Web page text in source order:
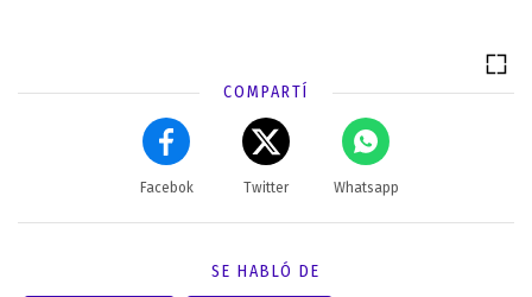
COMPARTÍ
Facebok Twitter Whatsapp
SE HABLÓ DE